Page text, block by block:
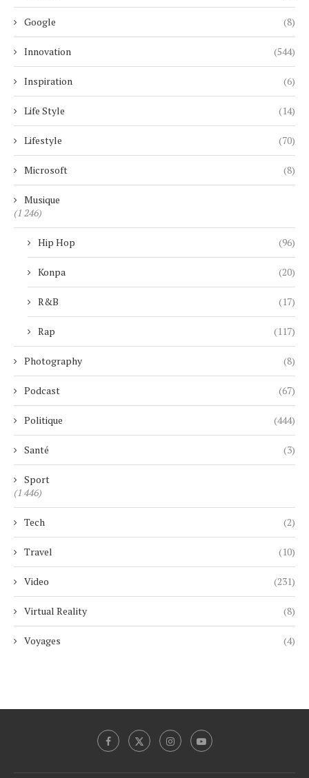
Google (8)
Innovation (544)
Inspiration (6)
Life Style (14)
Lifestyle (70)
Microsoft (8)
Musique
(1 246)
Hip Hop (96)
Konpa (20)
R&B (17)
Rap (117)
Photography (8)
Podcast (67)
Politique (444)
Santé (3)
Sport
(1 446)
Tech (2)
Travel (10)
Video (231)
Virtual Reality (8)
Voyages (4)